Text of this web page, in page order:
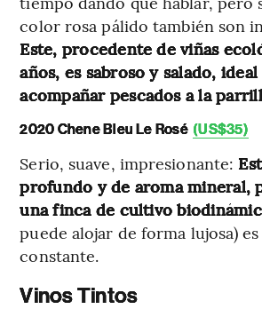
color rosa pálido también son
Este, procedente de viñas
años, es sabroso y salado,
acompañar pescados a la
2020 Chene Bleu Le Rosé (US$35)
Serio, suave, impresionante:
profundo y de aroma mineral,
una finca de cultivo
puede alojar de forma lujosa)
constante.
Vinos Tintos